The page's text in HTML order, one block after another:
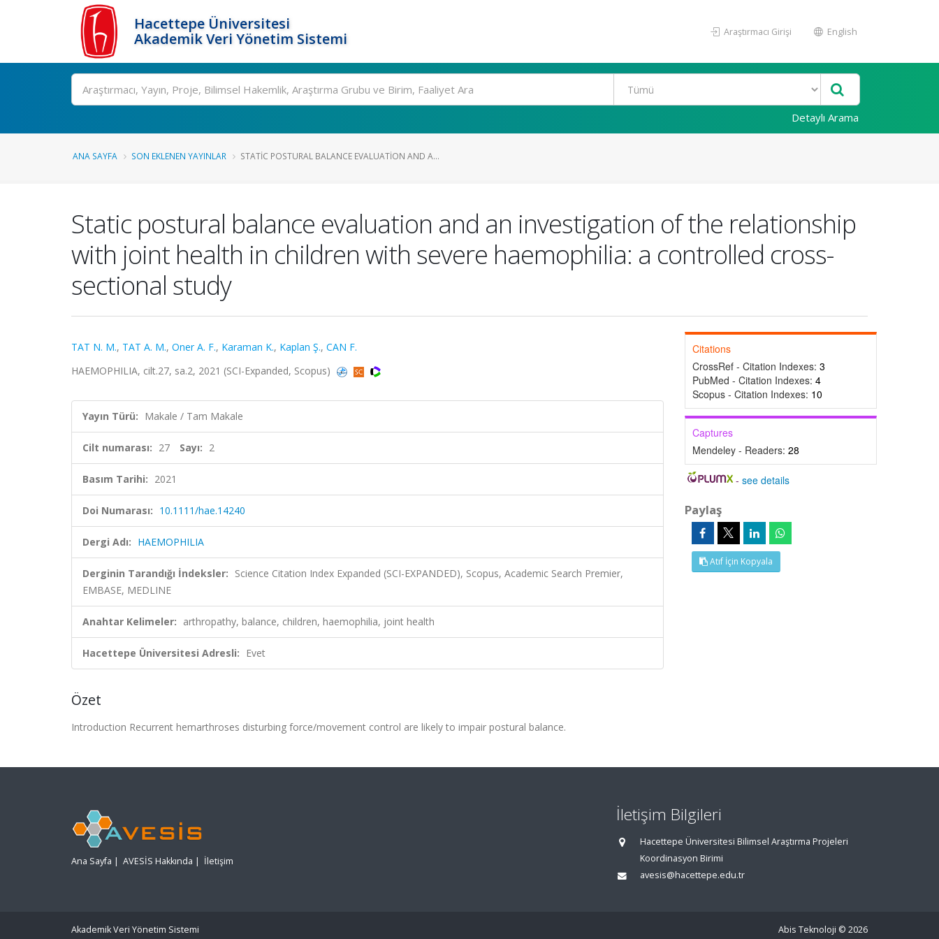
Hacettepe Üniversitesi
Akademik Veri Yönetim Sistemi
Araştırmacı Girişi English
Ara
Detaylı Arama
ANA SAYFA SON EKLENEN YAYINLAR STATIC POSTURAL BALANCE EVALUATION AND A...
Static postural balance evaluation and an investigation of the relationship
with joint health in children with severe haemophilia: a controlled cross-
sectional study
TAT N. M., TAT A. M., Oner A. F., Karaman K., Kaplan Ş., CAN F.
HAEMOPHILIA, cilt.27, sa.2, 2021 (SCI-Expanded, Scopus)
Yayın Türü: Makale / Tam Makale
Cilt numarası: 27 Sayı: 2
Basım Tarihi: 2021
Doi Numarası: 10.1111/hae.14240
Dergi Adı: HAEMOPHILIA
Derginin Tarandığı İndeksler: Science Citation Index Expanded (SCI-EXPANDED), Scopus, Academic Search Premier,
EMBASE, MEDLINE
Anahtar Kelimeler: arthropathy, balance, children, haemophilia, joint health
Hacettepe Üniversitesi Adresli: Evet
Özet
Introduction Recurrent hemarthroses disturbing force/movement control are likely to impair postural balance.
Citations
CrossRef - Citation Indexes: 3
PubMed - Citation Indexes: 4
Scopus - Citation Indexes: 10
Captures
Mendeley - Readers: 28
-see details
Paylaş
Atıf İçin Kopyala
Ana Sayfa | AVESİS Hakkında | İletişim
İletişim Bilgileri
Hacettepe Üniversitesi Bilimsel Araştırma Projeleri
Koordinasyon Birimi
avesis@hacettepe.edu.tr
Akademik Veri Yönetim Sistemi Abis Teknoloji © 2026